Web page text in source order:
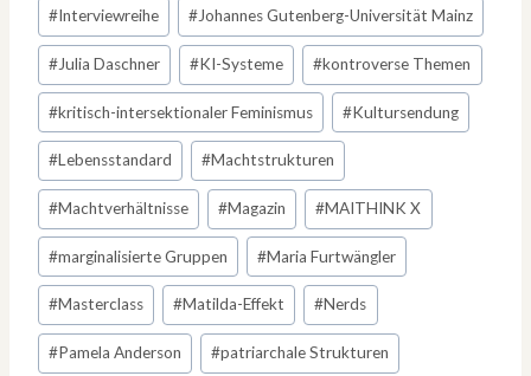
#Interviewreihe #Johannes Gutenberg-Universität Mainz
#Julia Daschner #KI-Systeme #kontroverse Themen
#kritisch-intersektionaler Feminismus #Kultursendung
#Lebensstandard #Machtstrukturen
#Machtverhältnisse #Magazin #MAITHINK X
#marginalisierte Gruppen #Maria Furtwängler
#Masterclass #Matilda-Effekt #Nerds
#Pamela Anderson #patriarchale Strukturen